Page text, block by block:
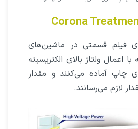
فیلم قسمتی در ماشین‌های
اعمال ولتاژ بالای الکتریسیته
چاپ آماده می‌کنند و مقدار
لازم می‌رسانند.